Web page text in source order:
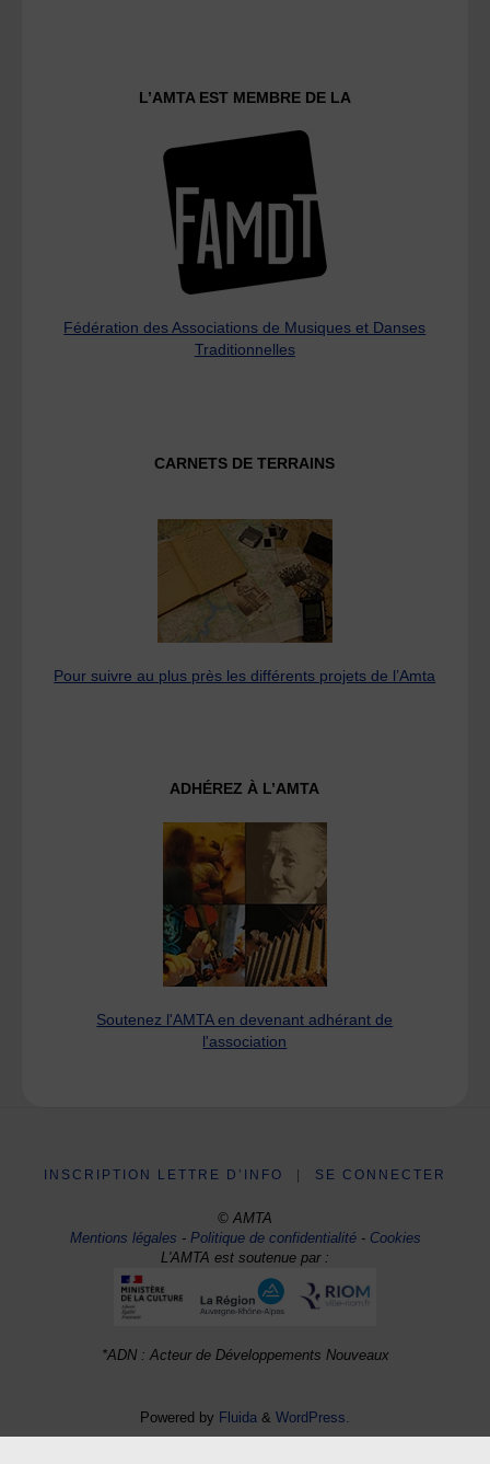
L’AMTA EST MEMBRE DE LA
Fédération des Associations de Musiques et Danses
Traditionnelles
CARNETS DE TERRAINS
Pour suivre au plus près les différents projets de l’Amta
ADHÉREZ À L’AMTA
Soutenez l'AMTA en devenant adhérant de
l'association
INSCRIPTION LETTRE D’INFO SE CONNECTER
© AMTA
Mentions légales -Politique de confidentialité- Cookies
L'AMTA est soutenue par :
*ADN : Acteur de Développements Nouveaux
Powered by Fluida & WordPress.